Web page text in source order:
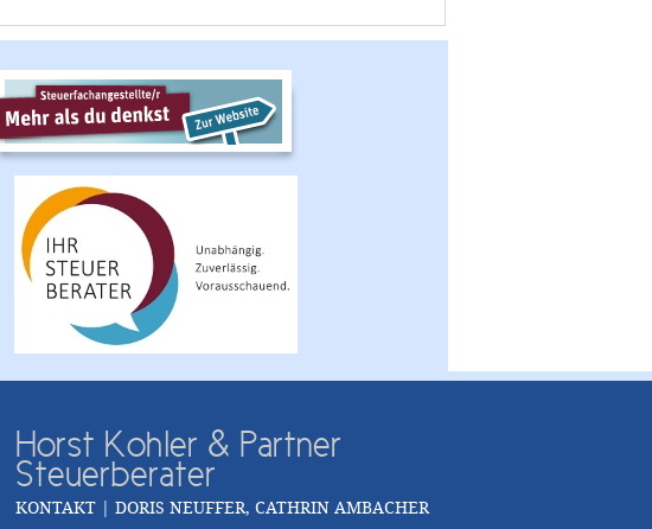
Horst Kohler & Partner
Steuerberater
KONTAKT | DORIS NEUFFER, CATHRIN AMBACHER